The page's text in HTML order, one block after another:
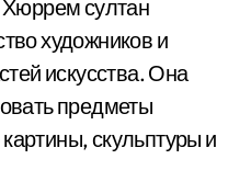
султан
художников и
искусства. Она
предметы
скульптуры и